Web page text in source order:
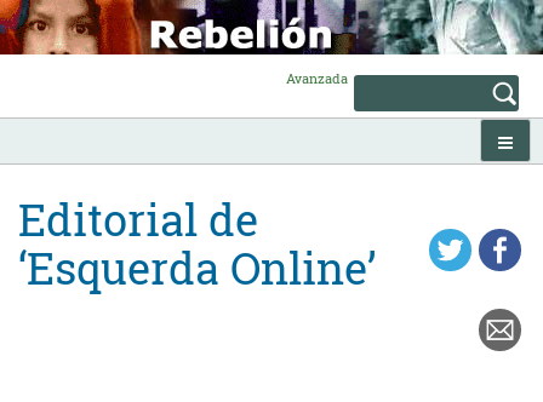
Skip
to
content
Avanzada
Editorial de
‘Esquerda Online’